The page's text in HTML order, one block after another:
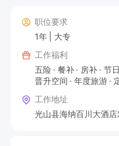
职位要求
1年
大专
工作福利
五险
餐补 房补 节
晋升空间
年度旅游
工作地址
光山县海纳百川大酒店